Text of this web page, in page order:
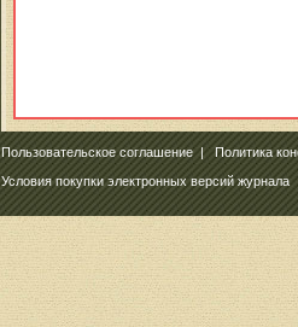
Пользовательское соглашение|Политика
Условия покупки электронных версий журнала